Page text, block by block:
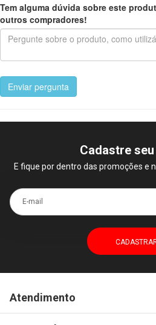
Tem alguma dúvida sobre este
outros compradores!
Enviar pergunta
Cadastre
E fique por dentro das promoções e
E-mail
Atendimento